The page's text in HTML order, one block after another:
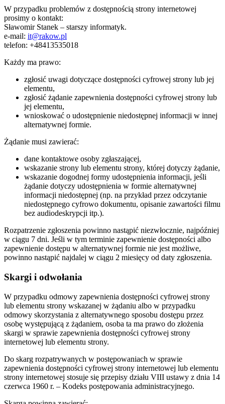
W przypadku problemów z dostępnością strony internetowej
prosimy o kontakt:
Sławomir Stanek – starszy informatyk.
e-mail: it@rakow.pl
telefon: +48413535018
Każdy ma prawo:
zgłosić uwagi dotyczące dostępności cyfrowej strony lub jej
elementu,
zgłosić żądanie zapewnienia dostępności cyfrowej strony lub
jej elementu,
wnioskować o udostępnienie niedostępnej informacji w innej
alternatywnej formie.
Żądanie musi zawierać:
dane kontaktowe osoby zgłaszającej,
wskazanie strony lub elementu strony, której dotyczy żądanie,
wskazanie dogodnej formy udostępnienia informacji, jeśli
żądanie dotyczy udostępnienia w formie alternatywnej
informacji niedostępnej (np. na przykład przez odczytanie
niedostępnego cyfrowo dokumentu, opisanie zawartości filmu
bez audiodeskrypcji itp.).
Rozpatrzenie zgłoszenia powinno nastąpić niezwłocznie, najpóźniej
w ciągu 7 dni. Jeśli w tym terminie zapewnienie dostępności albo
zapewnienie dostępu w alternatywnej formie nie jest możliwe,
powinno nastąpić najdalej w ciągu 2 miesięcy od daty zgłoszenia.
Skargi i odwołania
W przypadku odmowy zapewnienia dostępności cyfrowej strony
lub elementu strony wskazanej w żądaniu albo w przypadku
odmowy skorzystania z alternatywnego sposobu dostępu przez
osobę występującą z żądaniem, osoba ta ma prawo do złożenia
skargi w sprawie zapewnienia dostępności cyfrowej strony
internetowej lub elementu strony.
Do skarg rozpatrywanych w postępowaniach w sprawie
zapewnienia dostępności cyfrowej strony internetowej lub elementu
strony internetowej stosuje się przepisy działu VIII ustawy z dnia 14
czerwca 1960 r. – Kodeks postępowania administracyjnego.